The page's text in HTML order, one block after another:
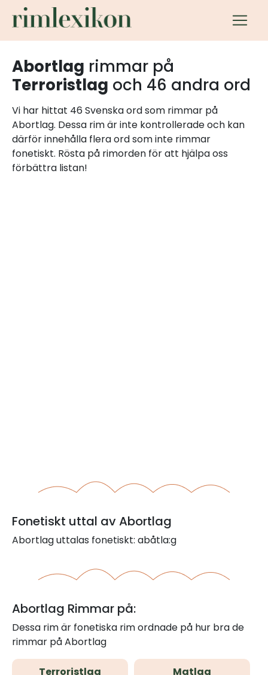
Abortlag rimmar på
Terroristlag och 46 andra ord
Vi har hittat 46 Svenska ord som rimmar på
Abortlag. Dessa rim är inte kontrollerade och kan
därför innehålla flera ord som inte rimmar
fonetiskt. Rösta på rimorden för att hjälpa oss
förbättra listan!
Fonetiskt uttal av Abortlag
Abortlag uttalas fonetiskt: abåtla:g
Abortlag Rimmar på:
Dessa rim är fonetiska rim ordnade på hur bra de
rimmar på Abortlag
Terroristlag Matlag